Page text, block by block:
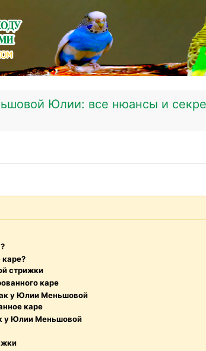
Юлии: все нюансы и
каре?
стрижки
каре
у Юлии Меньшовой
каре
у Юлии Меньшовой